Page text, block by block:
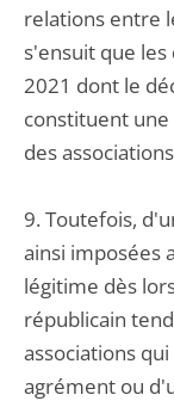
relations entre
s'ensuit que
2021 dont le
constituent
des
9. Toutefois,
ainsi imposées
légitime dès
républicain
associations
agrément ou